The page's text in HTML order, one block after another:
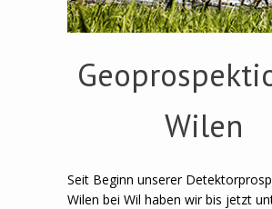
Wilen
Seit Beginn unserer
Wilen bei Wil haben wir bis jetzt